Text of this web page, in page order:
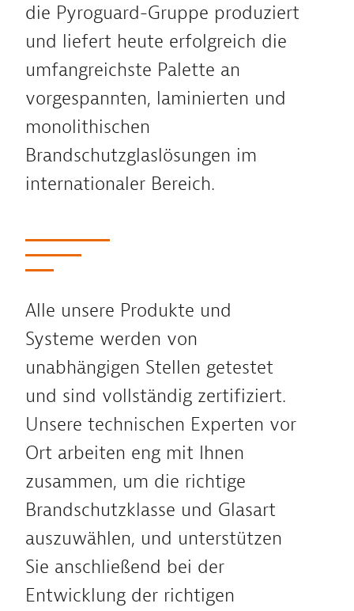
die Pyroguard-Gruppe produziert
und liefert heute erfolgreich die
umfangreichste Palette an
vorgespannten, laminierten und
monolithischen
Brandschutzglaslösungen im
internationaler Bereich.
Alle unsere Produkte und
Systeme werden von
unabhängigen Stellen getestet
und sind vollständig zertifiziert.
Unsere technischen Experten vor
Ort arbeiten eng mit Ihnen
zusammen, um die richtige
Brandschutzklasse und Glasart
auszuwählen, und unterstützen
Sie anschließend bei der
Entwicklung der richtigen